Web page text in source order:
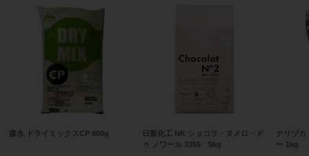
森永 ドライミックスCP 900g
日新化工 NK ショコラ・ヌメロ・ド
ゥ ノワール 3355 5kg
ナリヅカ
ー 1kg